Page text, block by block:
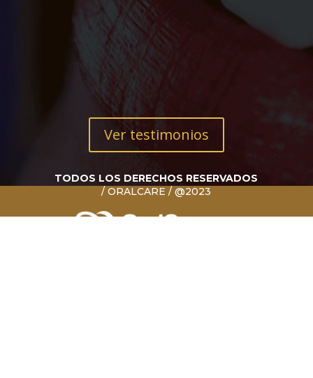
Ver testimonios
TODOS LOS DERECHOS RESERVADOS
/ ORALCARE / @2023